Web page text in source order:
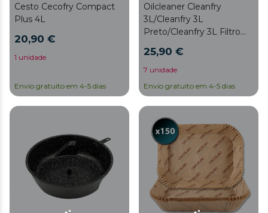
Cesto Cecofry Compact
Plus 4L
20,90 €
1 unidade
Envio gratuito em 4-5 dias
Oilcleaner Cleanfry
3L/Cleanfry 3L
Preto/Cleanfry 3L Filtro
25,90 €
7 unidade
Envio gratuito em 4-5 dias